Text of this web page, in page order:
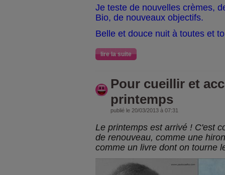
Je teste de nouvelles crèmes,
Bio, de nouveaux objectifs.
Belle et douce nuit à toutes et
lire la suite
Pour cueillir et
printemps
publié le 20/03/2013 à 07:31
Le printemps est arrivé ! C'est
de renouveau, comme une
comme un livre dont on tourne